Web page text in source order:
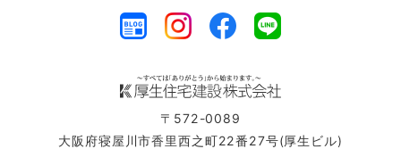
〒572-0089
大阪府寝屋川市香里西之町22番27号(厚生ビル)